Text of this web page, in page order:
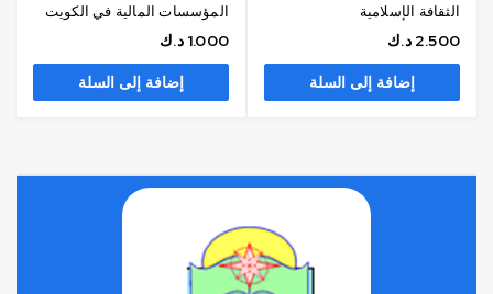
الثقافة الإسلامية
2.500 د.ك
إضافة إلى السلة
المؤسسات المالية في الكويت
1.000 د.ك
إضافة إلى السلة